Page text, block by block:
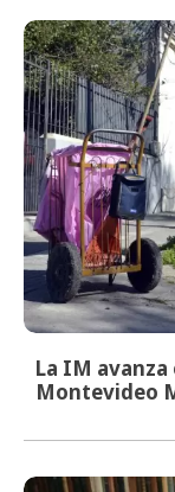
La IM
Montevideo